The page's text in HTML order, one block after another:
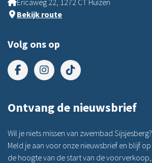
Ericaweg 22, 1272 CT Huizen
Bekijk route
Volg ons op
Ontvang de nieuwsbrief
Wil je niets missen van zwembad Sijsjesberg?
Meld je aan voor onze nieuwsbrief en blijf op
de hoogte van de start van de voorverkoop,